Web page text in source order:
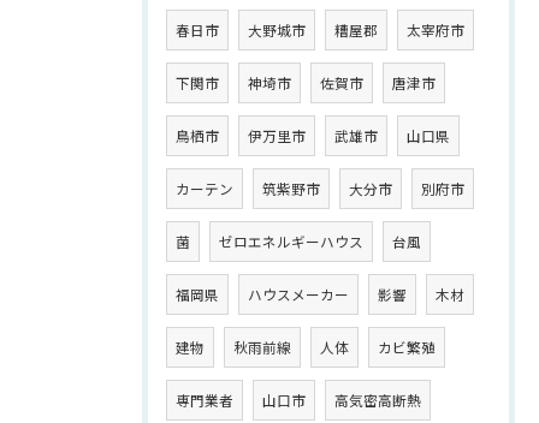
春日市 大野城市 糟屋郡 太宰府市
下関市 神埼市 佐賀市 唐津市
鳥栖市 伊万里市 武雄市 山口県
カーテン 筑紫野市 大分市 別府市
菌 ゼロエネルギーハウス 台風
福岡県 ハウスメーカー 影響 木材
建物 秋雨前線 人体 カビ繁殖
専門業者 山口市 高気密高断熱